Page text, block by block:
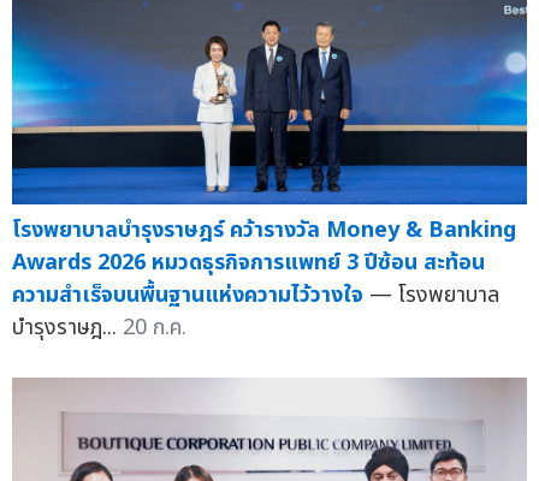
โรงพยาบาลบำรุงราษฎร์ คว้ารางวัล Money & Banking
Awards 2026 หมวดธุรกิจการแพทย์ 3 ปีซ้อน สะท้อน
ความสำเร็จบนพื้นฐานแห่งความไว้วางใจ — โรงพยาบาล
บำรุงราษฎ... 20 ก.ค.